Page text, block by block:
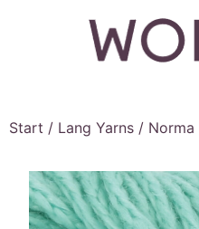
Start / Lang Yarns / Norma